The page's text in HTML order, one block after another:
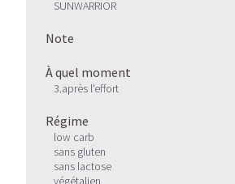
SUNWARRIOR
Note
À quel moment
3.après l'effort
Régime
low carb
sans gluten
sans lactose
végétalien